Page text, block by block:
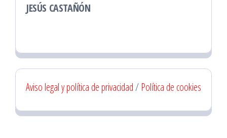
JESÚS CASTAÑÓN
Aviso legal y política de privacidad/ Política de cookies